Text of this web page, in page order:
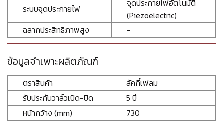
ระบบจุดประกายไฟ
จุดประกายไฟอัตโนมัติ
(Piezoelectric)
ฉลากประสิทธิภาพสูง
-
ข้อมูลจำเพาะผลิตภัณฑ์
ตราสินค้า
ลัคกี้เฟลม
รับประกันวาล์วเปิด-ปิด
5 ปี
หน้ากว้าง (mm)
730